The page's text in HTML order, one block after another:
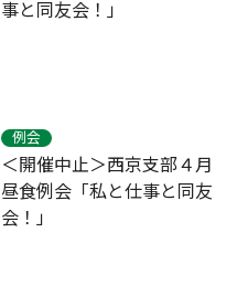
事と同友会！」
例会
＜開催中止＞西京支部４月
昼食例会「私と仕事と同友
会！」